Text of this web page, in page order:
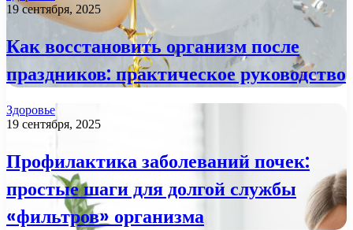
19 сентября, 2025
Как восстановить организм после
праздников: практическое руководство
Здоровье
19 сентября, 2025
Профилактика заболеваний почек:
простые шаги для долгой службы
«фильтров» организма